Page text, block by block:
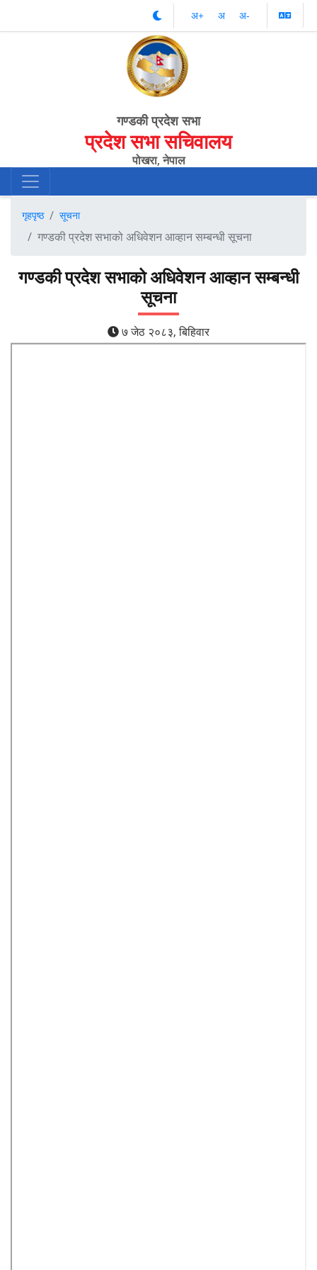
अ‌‌+ अ‌ अ‌-
गण्डकी प्रदेश सभा
प्रदेश सभा सचिवालय
पोखरा, नेपाल
गृहपृष्ठ सूचना
गण्डकी प्रदेश सभाको अधिवेशन आव्हान सम्बन्धी सूचना
गण्डकी प्रदेश सभाको अधिवेशन आव्हान सम्बन्धी
सूचना
७ जेठ २०८३, बिहिवार